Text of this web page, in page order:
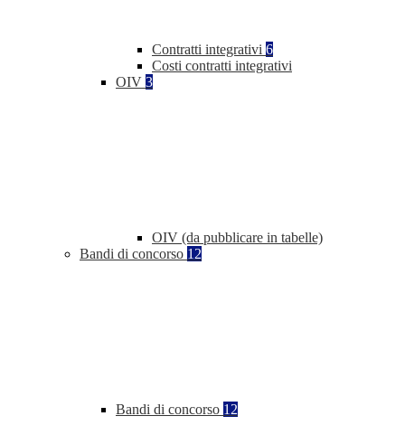
Contratti integrativi 6
Costi contratti integrativi
OIV 3
OIV (da pubblicare in tabelle)
Bandi di concorso 12
Bandi di concorso 12